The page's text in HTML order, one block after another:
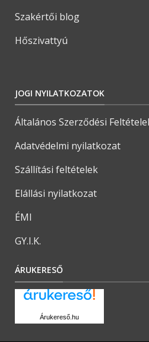
Szakértői blog
Hőszivattyú
JOGI NYILATKOZATOK
Általános Szerződési
Adatvédelmi nyilatkozat
Szállítási feltételek
Elállási nyilatkozat
ÉMI
GY.I.K.
ÁRUKERESŐ
Árukereső.hu